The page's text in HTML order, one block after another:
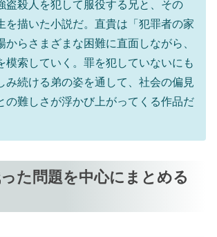
盗殺人を犯して服役する兄と、その
を描いた小説だ。直貴は「犯罪者の家
からさまざまな困難に直面しながら、
模索していく。罪を犯していないにも
み続ける弟の姿を通して、社会の偏見
の難しさが浮かび上がってくる作品だ
た問題を中心にまとめる